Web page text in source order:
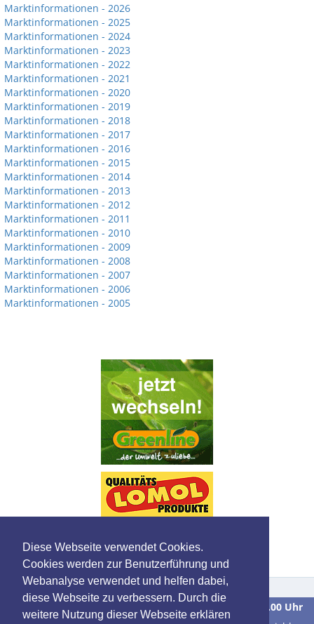
Diese Webseite verwendet Cookies.
Cookies werden zur Benutzerführung und
Webanalyse verwendet und helfen dabei,
diese Webseite zu verbessern. Durch die
weitere Nutzung dieser Webseite erklären
Marktinformationen - 2026
Marktinformationen - 2025
Marktinformationen - 2024
Marktinformationen - 2023
Marktinformationen - 2022
Marktinformationen - 2021
Marktinformationen - 2020
Marktinformationen - 2019
Marktinformationen - 2018
Marktinformationen - 2017
Marktinformationen - 2016
Marktinformationen - 2015
Marktinformationen - 2014
Marktinformationen - 2013
Marktinformationen - 2012
Marktinformationen - 2011
Marktinformationen - 2010
Marktinformationen - 2009
Marktinformationen - 2008
Marktinformationen - 2007
Marktinformationen - 2006
Marktinformationen - 2005
9.00 bis 16.00 Uhr